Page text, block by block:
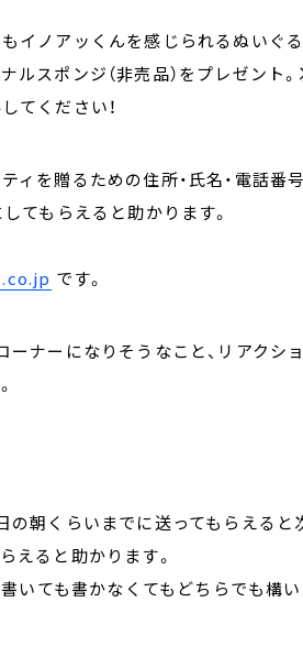
イノアッくんを感じられるぬいぐ
ルスポンジ（非売品）をプレゼント
てください！
ィを贈るための住所・氏名・電話番
てもらえると助かります。
です。
ナーになりそうなこと、リアクシ
朝くらいまでに送ってもらえると
えると助かります。
書いても書かなくてもどちらでも構